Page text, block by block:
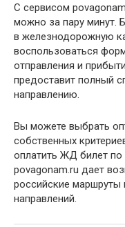
С сервисом
можно за пару минут.
в железнодорожную
воспользоваться
отправления и
предоставит полный
направлению.
Вы можете выбрать
собственных
оплатить ЖД билет по
povagonam.ru дает
российские
направлений.